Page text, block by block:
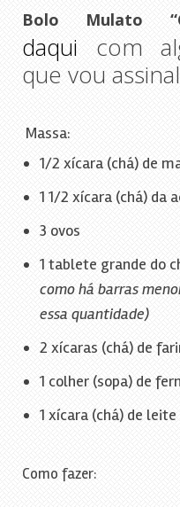
Bolo Mulato
daqui com
que vou
Massa:
1/2 xícara (chá) de
1 1/2 xícara (chá) da
3 ovos
1 tablete grande do
como há barras
essa quantidade)
2 xícaras (chá) de
1 colher (sopa) de
1 xícara (chá) de leite
Como fazer: